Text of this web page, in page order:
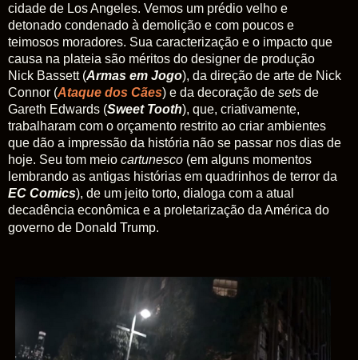
cidade de Los Angeles. Vemos um prédio velho e
detonado condenado à demolição e com poucos e
teimosos moradores. Sua caracterização e o impacto que
causa na plateia são méritos do designer de produção
Nick Bassett (Armas em Jogo), da direção de arte de Nick
Connor (Ataque dos Cães) e da decoração de sets de
Gareth Edwards (Sweet Tooth), que, criativamente,
trabalharam com o orçamento restrito ao criar ambientes
que dão a impressão da história não se passar nos dias de
hoje. Seu tom meio cartunesco (em alguns momentos
lembrando as antigas histórias em quadrinhos de terror da
EC Comics), de um jeito torto, dialoga com a atual
decadência econômica e a proletarização da América do
governo de Donald Trump.